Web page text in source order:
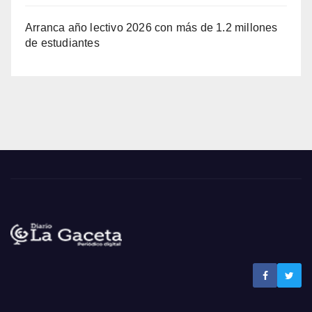
Arranca año lectivo 2026 con más de 1.2 millones
de estudiantes